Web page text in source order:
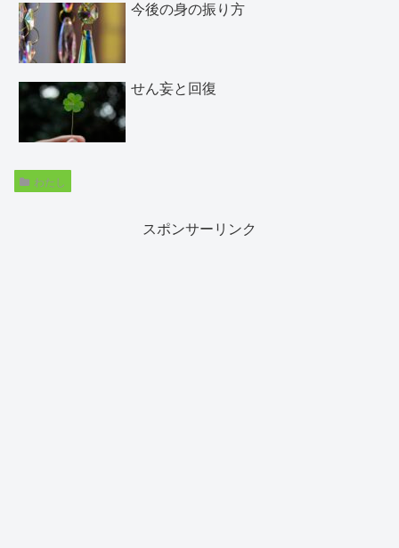
今後の身の振り方
せん妄と回復
わたし
スポンサーリンク